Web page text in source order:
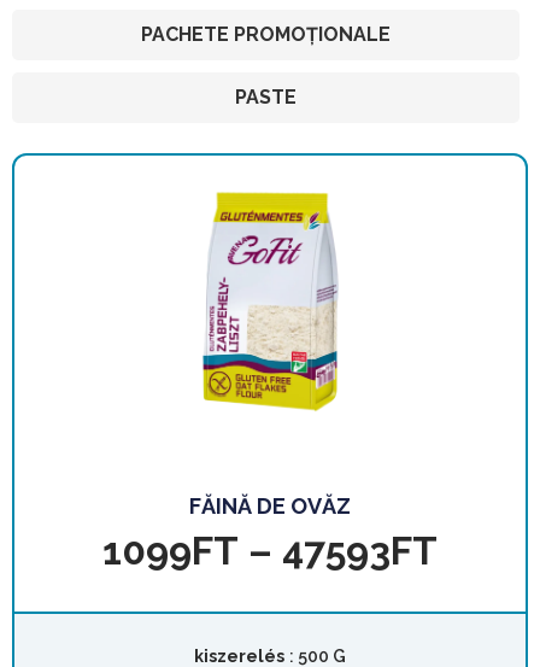
PACHETE PROMOȚIONALE
PASTE
FĂINĂ DE OVĂZ
1099FT – 47593FT
kiszerelés : 500 G